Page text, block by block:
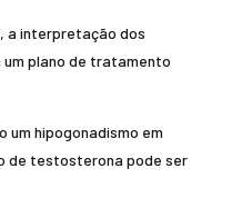
a interpretação dos
plano de tratamento
um hipogonadismo em
de testosterona pode ser